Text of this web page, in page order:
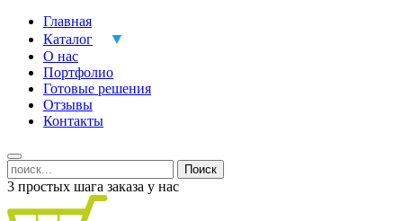
Главная
Каталог
О нас
Портфолио
Готовые решения
Отзывы
Контакты
Поиск
3 простых шага заказа у нас